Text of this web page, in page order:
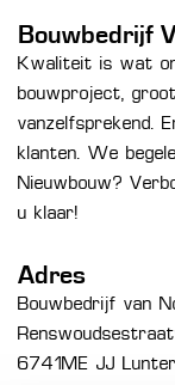
Bouwbedrijf
Kwaliteit is wat
bouwproject,
vanzelfsprekend.
klanten. We
Nieuwbouw?
u klaar!
Adres
Bouwbedrijf van
6741ME JJ